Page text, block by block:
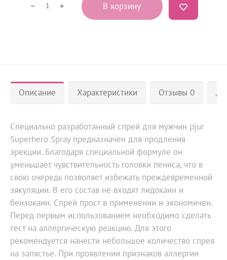
В корзину
Описание Характеристики Отзывы 0
Специально разработанный спрей для мужчин pjur
Superhero Spray предназначен для продления
эрекции. Благодаря специальной формуле он
уменьшает чувствительность головки пениса, что в
свою очередь позволяет избежать преждевременной
эякуляции. В его состав не входят лидокаин и
бензокаин. Спрей прост в применении и экономичен.
Перед первым использованием необходимо сделать
тест на аллергическую реакцию. Для этого
рекомендуется нанести небольшое количество спрея
на запястье. При проявлении признаков аллергии